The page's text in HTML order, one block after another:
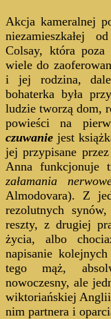
Akcja kameralnej
niezamieszkałej
Colsay, która
wiele do
i jej rodzina,
bohaterka była
ludzie tworzą dom,
powieści na
czuwanie jest
jej przypisane
Anna funkcjonuje
załamania
Almodovara). Z
rezolutnych
reszty, z drugiej
życia, albo
napisanie
tego mąż,
nowoczesny, ale
wiktoriańskiej Anglii
nim partnera i